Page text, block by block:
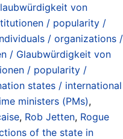
von
/ popularity /
/ organizations /
/ Glaubwürdigkeit von
/ popularity /
states / international
ministers (PMs),
, Rob Jetten, Rogue
of the state in